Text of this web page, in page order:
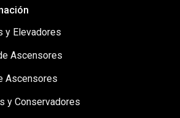
y Elevadores
Ascensores
Ascensores
y Conservadores